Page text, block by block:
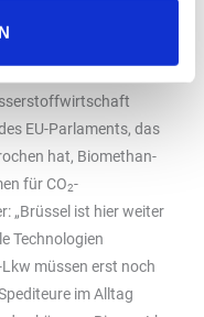
für
weiter.
EU-Parlaments, das
hat, Biomethan-
für CO2-
„Brüssel ist hier weiter
Technologien
müssen erst noch
im Alltag